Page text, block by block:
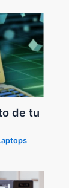
de tu